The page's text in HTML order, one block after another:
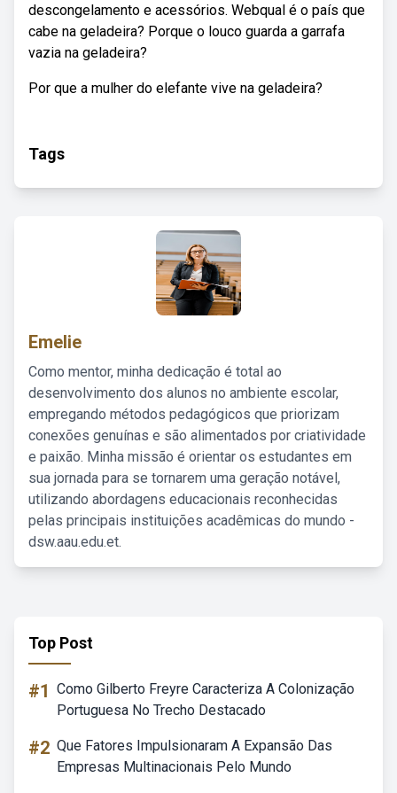
descongelamento e acessórios. Webqual é o país que
cabe na geladeira? Porque o louco guarda a garrafa
vazia na geladeira?
Por que a mulher do elefante vive na geladeira?
Tags
Emelie
Como mentor, minha dedicação é total ao
desenvolvimento dos alunos no ambiente escolar,
empregando métodos pedagógicos que priorizam
conexões genuínas e são alimentados por criatividade
e paixão. Minha missão é orientar os estudantes em
sua jornada para se tornarem uma geração notável,
utilizando abordagens educacionais reconhecidas
pelas principais instituições acadêmicas do mundo -
dsw.aau.edu.et.
Top Post
#1 Como Gilberto Freyre Caracteriza A Colonização
Portuguesa No Trecho Destacado
#2 Que Fatores Impulsionaram A Expansão Das
Empresas Multinacionais Pelo Mundo